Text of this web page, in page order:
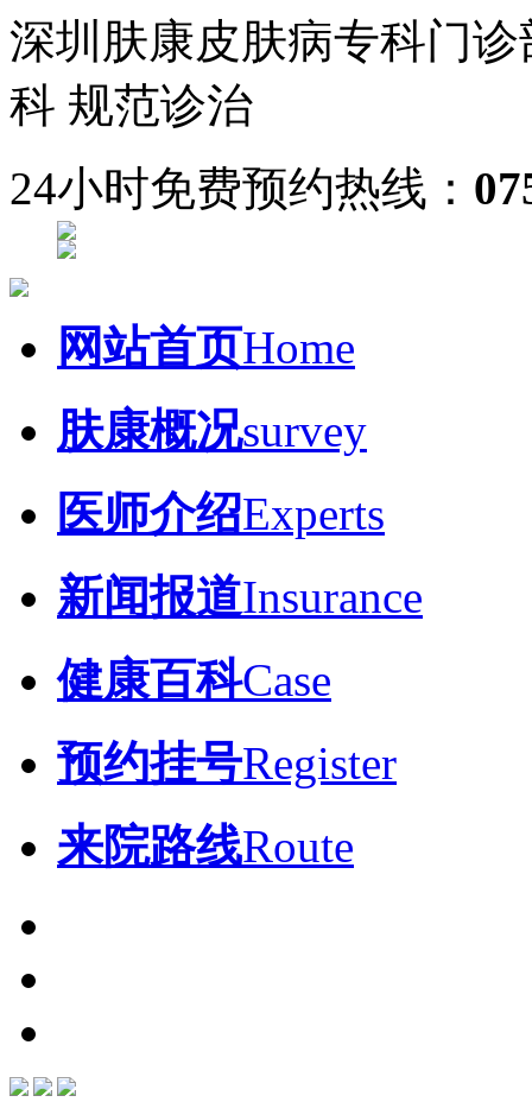
深圳肤康皮肤病专科门诊
科 规范诊治
24小时免费预约热线：
网站首页Home
肤康概况survey
医师介绍Experts
新闻报道Insurance
健康百科Case
预约挂号Register
来院路线Route